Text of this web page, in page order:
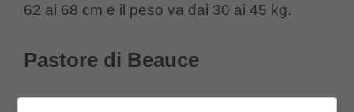
62 ai 68 cm e il peso va dai 30 ai 45 kg.
Pastore di Beauce
Il Pastore di Beauce attualmente è impiegato